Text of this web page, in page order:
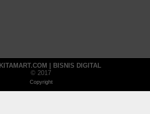
| BISNIS DIGITAL
© 2017
Copyright